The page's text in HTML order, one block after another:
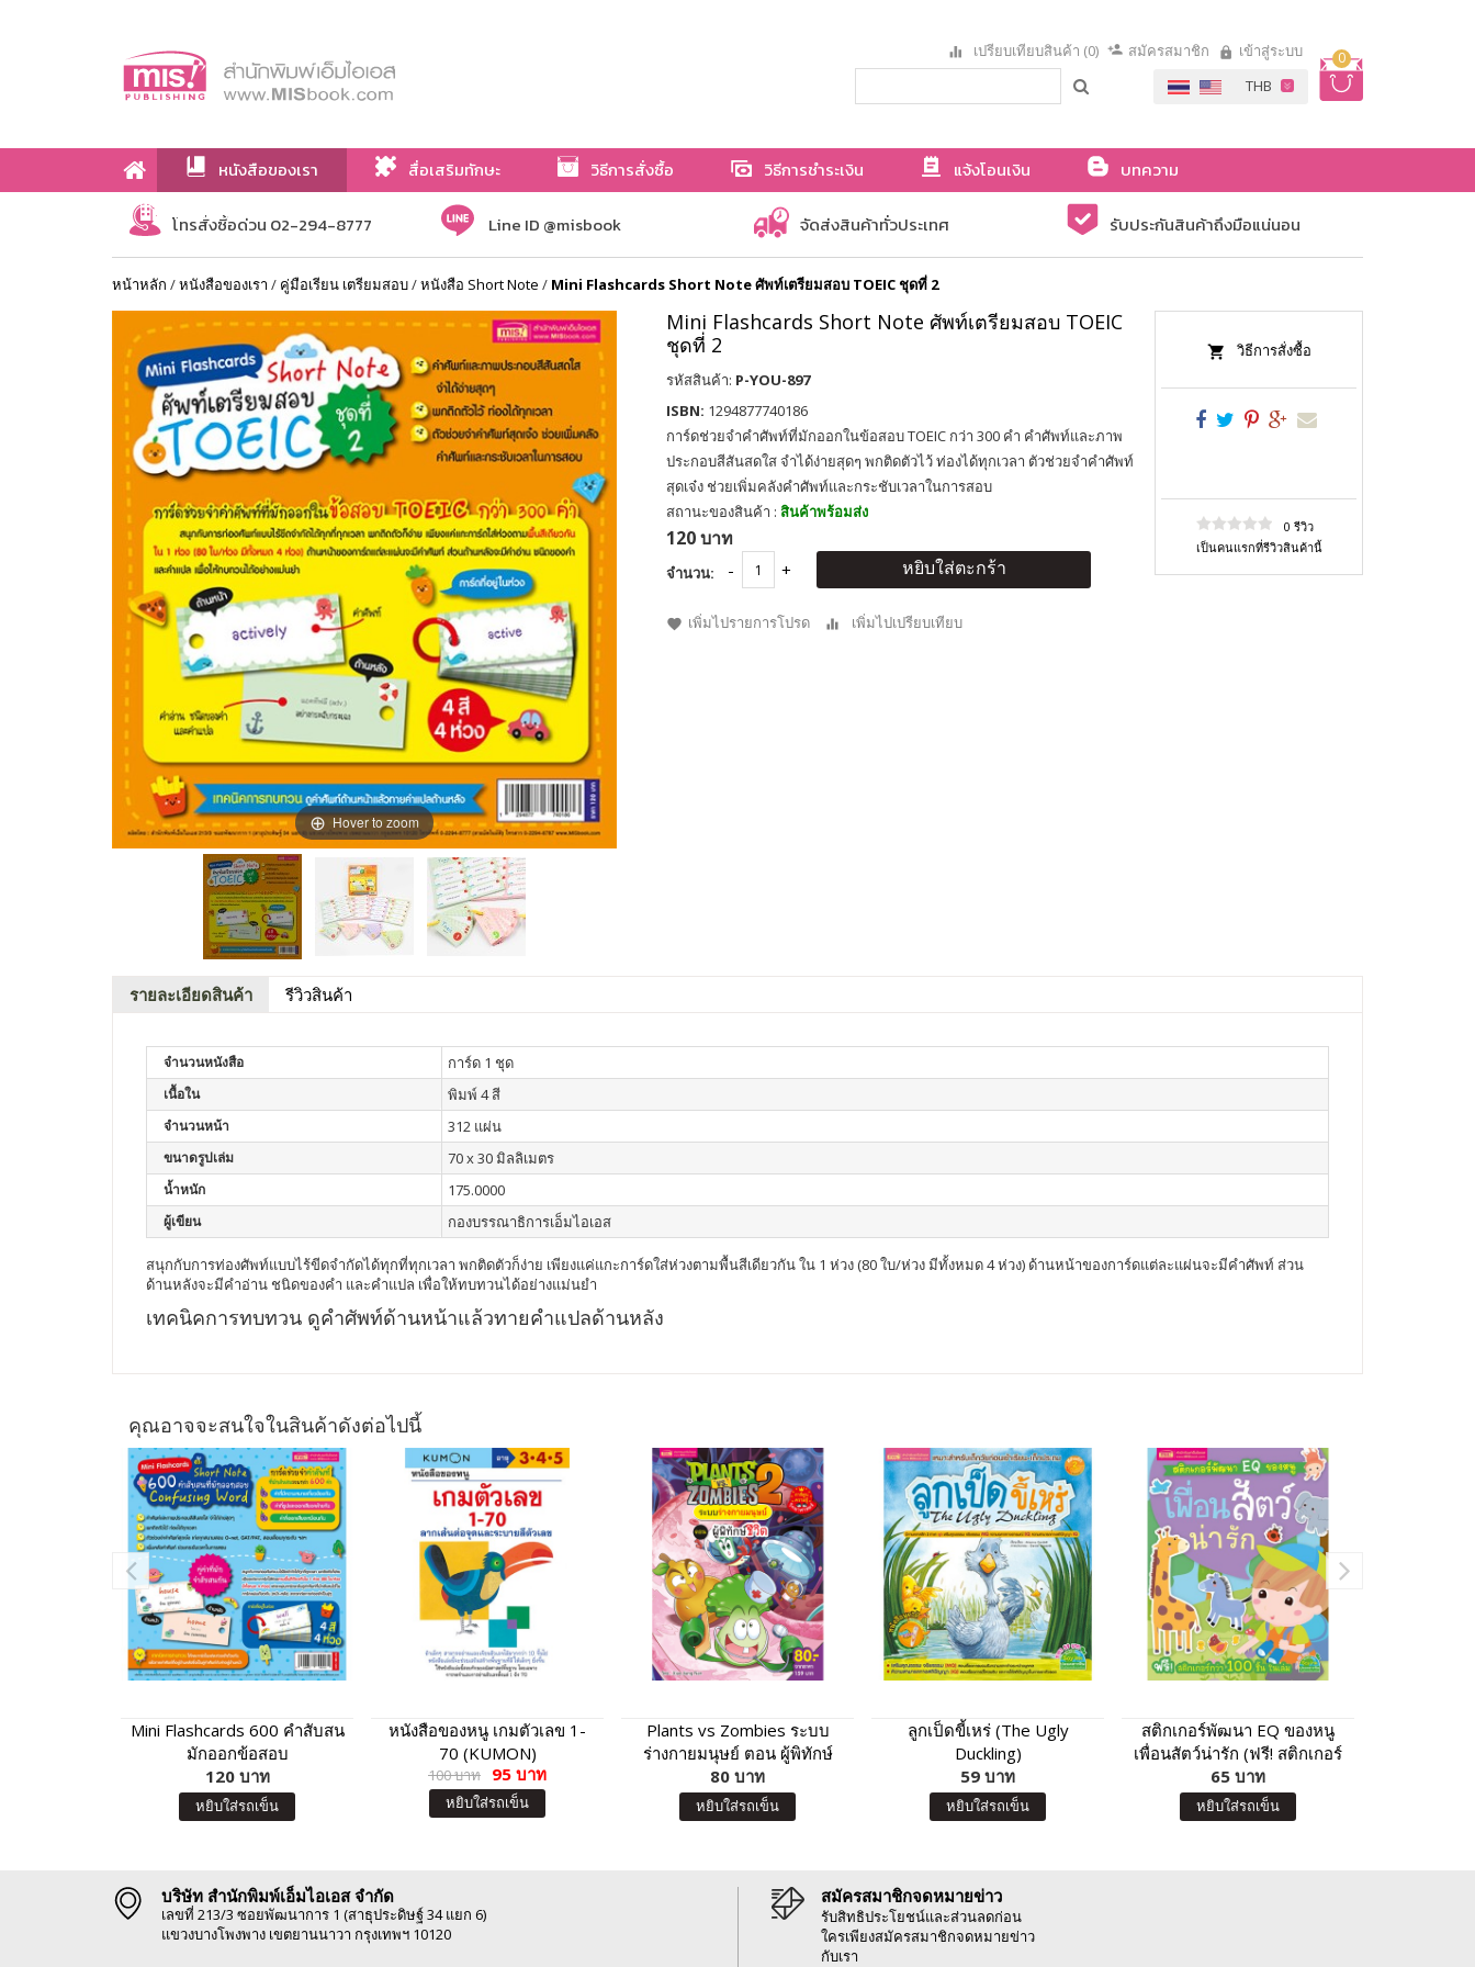
0
เปรียบเทียบสินค้า (0) สมัครสมาชิก เข้าสู่ระบบ
หนังสือของเรา สื่อเสริมทักษะ วิธีการสั่งซื้อ วิธีการชำระเงิน แจ้งโอนเงิน
บทความ
เกี่ยวกับเรา
โทรสั่งซื้อด่วน 02-294-8777 Line ID @misbook จัดส่งสินค้าทั่วประเทศ รับประกันสินค้าถึงมือแน่นอน
หน้าหลัก /หนังสือของเรา / คู่มือเรียน เตรียมสอบ/หนังสือ Short Note / Mini Flashcards Short Note ศัพท์เตรียมสอบ TOEIC ชุดที่ 2
Hover to zoom
Mini Flashcards Short Note ศัพท์เตรียมสอบ TOEIC
ชุดที่ 2
รหัสสินค้า: P-YOU-897
ISBN: 1294877740186
การ์ดช่วยจำคำศัพท์ที่มักออกในข้อสอบ TOEIC กว่า 300 คำ คำศัพท์และภาพ
ประกอบสีสันสดใส จำได้ง่ายสุดๆ พกติดตัวไว้ ท่องได้ทุกเวลา ตัวช่วยจำคำศัพท์
สุดเจ๋ง ช่วยเพิ่มคลังคำศัพท์และกระชับเวลาในการสอบ
สถานะของสินค้า : สินค้าพร้อมส่ง
120 บาท
จำนวน: หยิบใส่ตะกร้า
เพิ่มไปรายการโปรด เพิ่มไปเปรียบเทียบ
วิธีการสั่งซื้อ
0 รีวิว
เป็นคนแรกที่รีวิวสินค้านี้
รายละเอียดสินค้า รีวิวสินค้า
จำนวนหนังสือ การ์ด 1 ชุด
เนื้อใน พิมพ์ 4 สี
จำนวนหน้า 312 แผ่น
ขนาดรูปเล่ม 70 x 30 มิลลิเมตร
น้ำหนัก 175.0000
ผู้เขียน กองบรรณาธิการเอ็มไอเอส
สนุกกับการท่องศัพท์แบบไร้ขีดจำกัดได้ทุกที่ทุกเวลา พกติดตัวก็ง่าย เพียงแค่แกะการ์ดใส่ห่วงตามพื้นสีเดียวกัน ใน 1 ห่วง (80 ใบ/ห่วง มีทั้งหมด 4 ห่วง) ด้านหน้าของการ์ดแต่ละแผ่นจะมีคำศัพท์ ส่วน
ด้านหลังจะมีคำอ่าน ชนิดของคำ และคำแปล เพื่อให้ทบทวนได้อย่างแม่นยำ
เทคนิคการทบทวน ดูคำศัพท์ด้านหน้าแล้วทายคำแปลด้านหลัง
คุณอาจจะสนใจในสินค้าดังต่อไปนี้
Mini Flashcards 600 คำสับสน
มักออกข้อสอบ
120 บาท
หยิบใส่รถเข็น
หนังสือของหนู เกมตัวเลข 1-
70 (KUMON)
100 บาท 95 บาท
หยิบใส่รถเข็น
Plants vs Zombies ระบบ
ร่างกายมนุษย์ ตอน ผู้พิทักษ์
ชีวิต
80 บาท
หยิบใส่รถเข็น
ลูกเป็ดขี้เหร่ (The Ugly
Duckling)
59 บาท
หยิบใส่รถเข็น
สติกเกอร์พัฒนา EQ ของหนู
เพื่อนสัตว์น่ารัก (ฟรี! สติกเกอร์
กว่า 100 ชิ้น ในเล่ม)
65 บาท
หยิบใส่รถเข็น
บริษัท สำนักพิมพ์เอ็มไอเอส จำกัด
เลขที่ 213/3 ซอยพัฒนาการ 1 (สาธุประดิษฐ์ 34 แยก 6)
แขวงบางโพงพาง เขตยานนาวา กรุงเทพฯ 10120
สมัครสมาชิกจดหมายข่าว
รับสิทธิประโยชน์และส่วนลดก่อน
ใครเพียงสมัครสมาชิกจดหมายข่าว
กับเรา